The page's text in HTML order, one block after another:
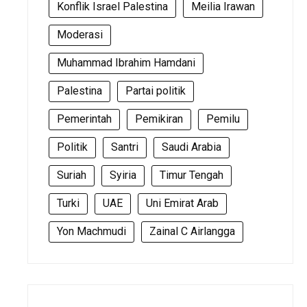
Konflik Israel Palestina Meilia Irawan
Moderasi
Muhammad Ibrahim Hamdani
Palestina Partai politik
Pemerintah Pemikiran Pemilu
Politik Santri Saudi Arabia
Suriah Syiria Timur Tengah
Turki UAE Uni Emirat Arab
Yon Machmudi Zainal C Airlangga